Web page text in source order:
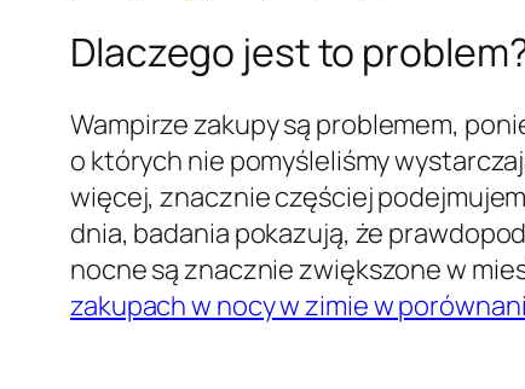
Dlaczego jest to
Wampirze zakupy są problemem,
o których nie pomyśleliśmy
więcej, znacznie częściej
dnia, badania pokazują, że
nocne są znacznie zwiększone w
zakupach w nocy w zimie w